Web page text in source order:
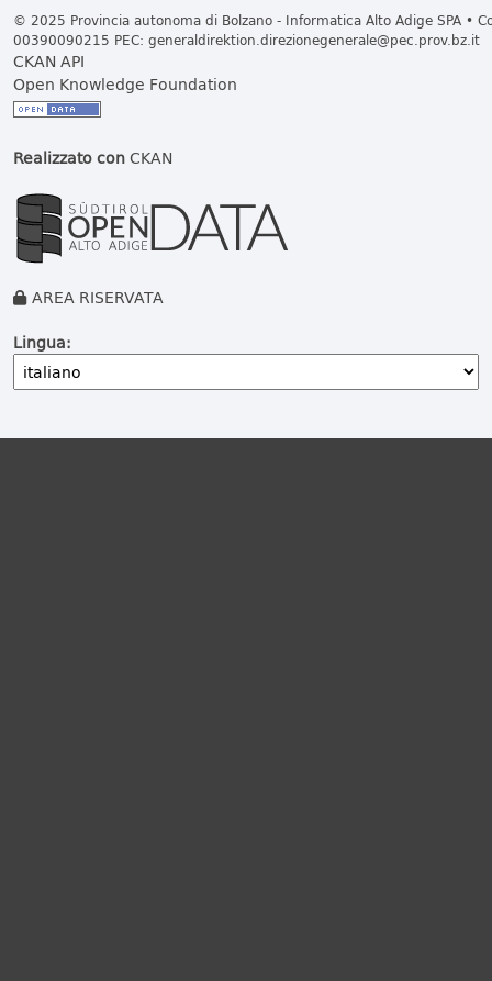
© 2025 Provincia autonoma di Bolzano - Informatica Alto Adige SPA •
00390090215 PEC: generaldirektion.direzionegenerale@pec.prov.bz.it
CKAN API
Open Knowledge Foundation
Realizzato conCKAN
AREA RISERVATA
Lingua